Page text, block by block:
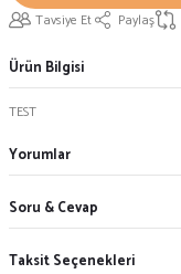
Tavsiye Et Paylaş
Ürün Bilgisi
TEST
Yorumlar
Soru & Cevap
Taksit Seçenekleri